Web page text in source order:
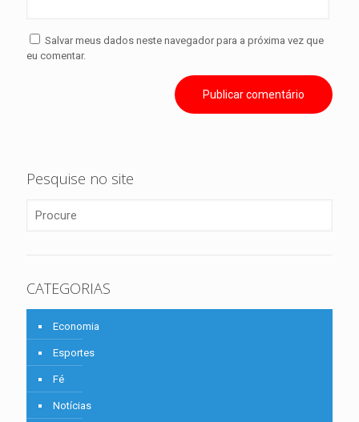
Salvar meus dados neste navegador para a próxima vez que
eu comentar.
Pesquise no site
CATEGORIAS
Economia
Esportes
Fé
Notícias